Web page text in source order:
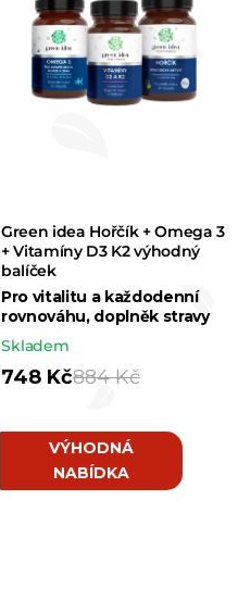
Green idea Hořčík + Omega 3
+ Vitamíny D3 K2 výhodný
balíček
Pro vitalitu a každodenní
rovnováhu, doplněk stravy
Skladem
748 Kč884 Kč
VÝHODNÁ
NABÍDKA